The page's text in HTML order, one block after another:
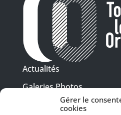
Gérer le
cookies
Actualités
Galeries Photos
Vidéothèque